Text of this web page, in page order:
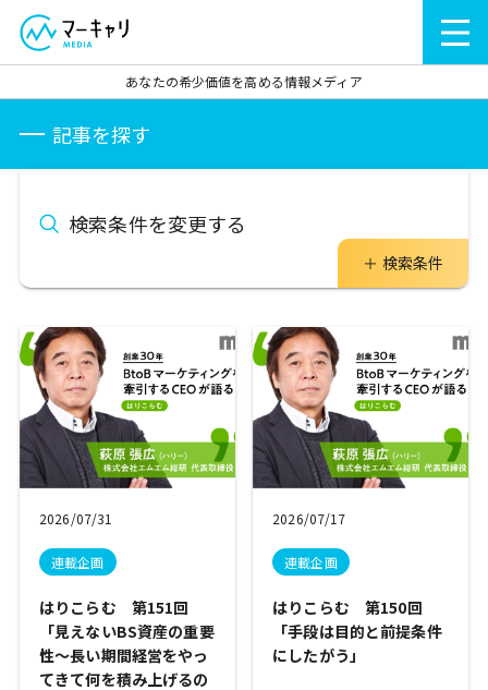
あなたの希少価値を高める情報メディア
記事を探す
検索条件を変更する
検索条件
2026/07/31
連載企画
はりこらむ 第151回
「見えないBS資産の重要
性～長い期間経営をやっ
てきて何を積み上げるの
2026/07/17
連載企画
はりこらむ 第150回
「手段は目的と前提条件
にしたがう」